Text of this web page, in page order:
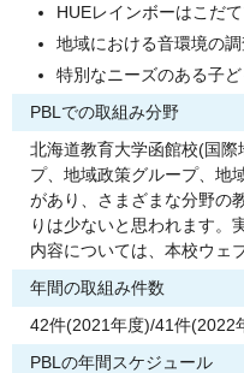
HUEレインボーはこだ
地域における音環境の
特別なニーズのある子
PBLでの取組み分野
北海道教育大学函館校(国
プ、地域政策グループ、地
があり、さまざまな分野の
りは少ないと思われます。
内容については、本校ウェ
年間の取組み件数
42件(2021年度)/41件(2022
PBLの年間スケジュール